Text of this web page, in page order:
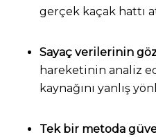
gerçek kaçak hattı
Sayaç verilerinin
hareketinin analiz
kaynağını yanlış
Tek bir metoda